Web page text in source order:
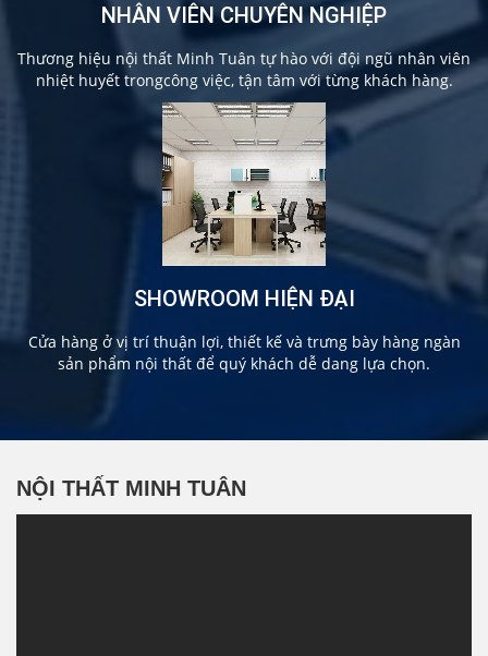
NHÂN VIÊN CHUYÊN NGHIỆP
Thương hiệu nội thất Minh Tuân tự hào với đội ngũ nhân viên
nhiệt huyết trongcông việc, tận tâm với từng khách hàng.
SHOWROOM HIỆN ĐẠI
Cửa hàng ở vị trí thuận lợi, thiết kế và trưng bày hàng ngàn
sản phẩm nội thất để quý khách dễ dang lựa chọn.
NỘI THẤT MINH TUÂN